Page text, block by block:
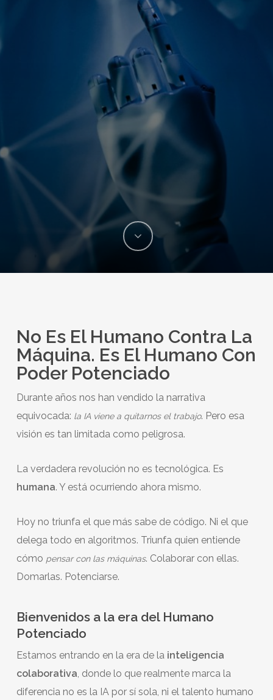
No Es El Humano Contra La
Máquina. Es El Humano Con
Poder Potenciado
Durante años nos han vendido la narrativa
equivocada: la IA viene a quitarnos el trabajo. Pero esa
visión es tan limitada como peligrosa.
La verdadera revolución no es tecnológica. Es
humana. Y está ocurriendo ahora mismo.
Hoy no triunfa el que más sabe de código. Ni el que
delega todo en algoritmos. Triunfa quien entiende
cómo pensar con las máquinas. Colaborar con ellas.
Domarlas. Potenciarse.
Bienvenidos a la era del Humano
Potenciado
Estamos entrando en la era de la inteligencia
colaborativa, donde lo que realmente marca la
diferencia no es la IA por sí sola, ni el talento humano